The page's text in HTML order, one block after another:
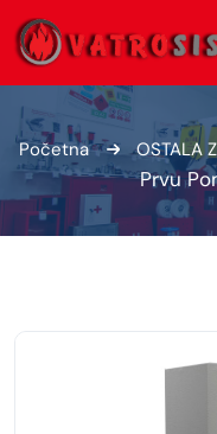
Početna OSTALA
Prvu